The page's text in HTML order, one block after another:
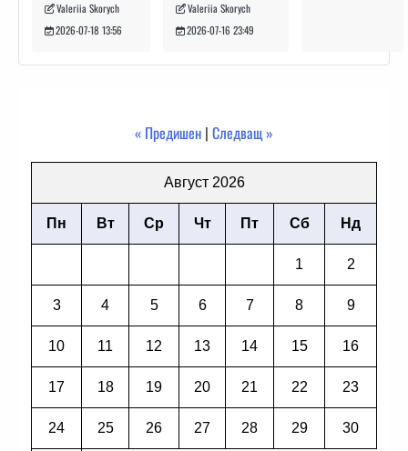
Valeriia Skorych
2026-07-18 13:56
Valeriia Skorych
2026-07-16 23:49
« Предишен | Следващ »
Август 2026
Пн Вт Ср Чт Пт Сб Нд
1 2
3 4 5 6 7 8 9
10 11 12 13 14 15 16
17 18 19 20 21 22 23
24 25 26 27 28 29 30